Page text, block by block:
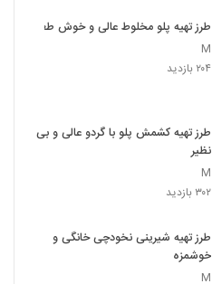
طرز تهیه پلو مخلوط عالی و خوش طعم
M
۲۰۴ بازدید
طرز تهیه کشمش پلو با گردو عالی و بی
نظیر
M
۳۰۲ بازدید
طرز تهیه شیرینی نخودچی خانگی و
خوشمزه
M